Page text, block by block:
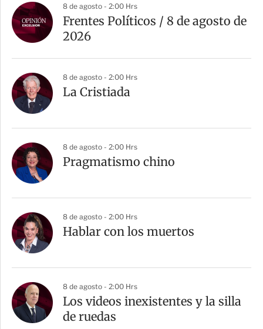
8 de agosto - 2:00 Hrs
Frentes Políticos / 8 de agosto de
2026
8 de agosto - 2:00 Hrs
La Cristiada
8 de agosto - 2:00 Hrs
Pragmatismo chino
8 de agosto - 2:00 Hrs
Hablar con los muertos
8 de agosto - 2:00 Hrs
Los videos inexistentes y la silla
de ruedas